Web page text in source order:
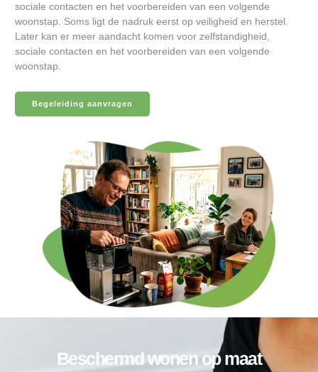
sociale contacten en het voorbereiden van een volgende
woonstap. Soms ligt de nadruk eerst op veiligheid en herstel.
Later kan er meer aandacht komen voor zelfstandigheid,
sociale contacten en het voorbereiden van een volgende
woonstap.
Begeleiding aanvragen
Beschermd wonen op maat